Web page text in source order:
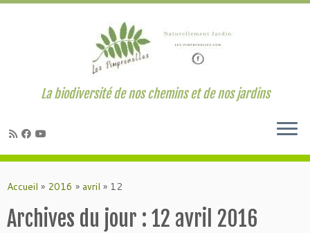
au
La biodiversité de nos chemins et de nos jardins
Accueil » 2016 » avril » 12
Archives du jour : 12 avril 2016